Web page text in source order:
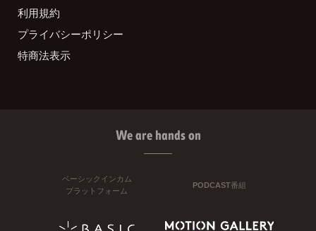
利用規約
プライバシーポリシー
特商法表示
We are hands on
ベーシックインカム
プラットフォーム
PODCAST番組